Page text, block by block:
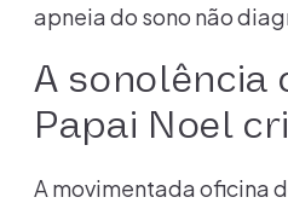
apneia do sono não
A sonolência
Papai Noel
A movimentada oficina